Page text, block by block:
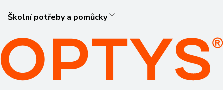
Školní potřeby a pomůcky